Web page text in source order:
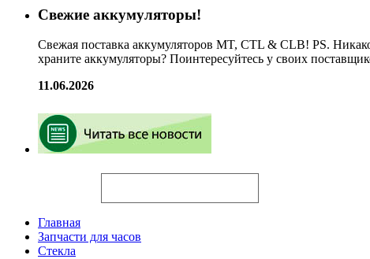
Свежие аккумуляторы!
Свежая поставка аккумуляторов MT, CTL & CLB! PS.
храните аккумуляторы? Поинтересуйтесь у своих
11.06.2026
Главная
Запчасти для часов
Стекла